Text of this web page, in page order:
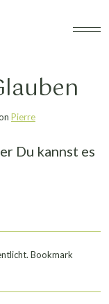
Pierre
Du kannst es
Bookmark